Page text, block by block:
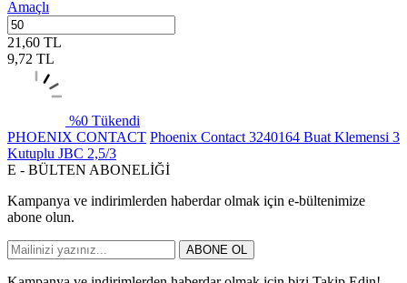
Amaçlı
21,60 TL
9,72 TL
%0 Tükendi
PHOENIX CONTACT Phoenix Contact 3240164 Buat Klemensi 3
Kutuplu JBC 2,5/3
E - BÜLTEN ABONELİĞİ
Kampanya ve indirimlerden haberdar olmak için e-bültenimize
abone olun.
ABONE OL